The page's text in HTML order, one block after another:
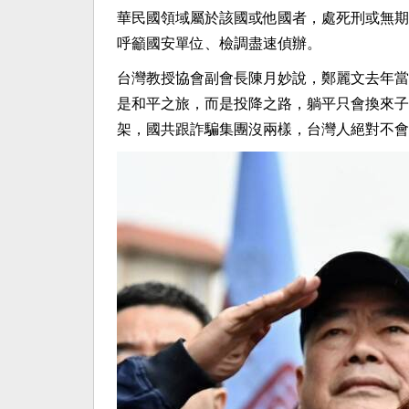
華民國領域屬於該國或他國者，處死刑或無
呼籲國安單位、檢調盡速偵辦。
台灣教授協會副會長陳月妙說，鄭麗文去年
是和平之旅，而是投降之路，躺平只會換來
架，國共跟詐騙集團沒兩樣，台灣人絕對不